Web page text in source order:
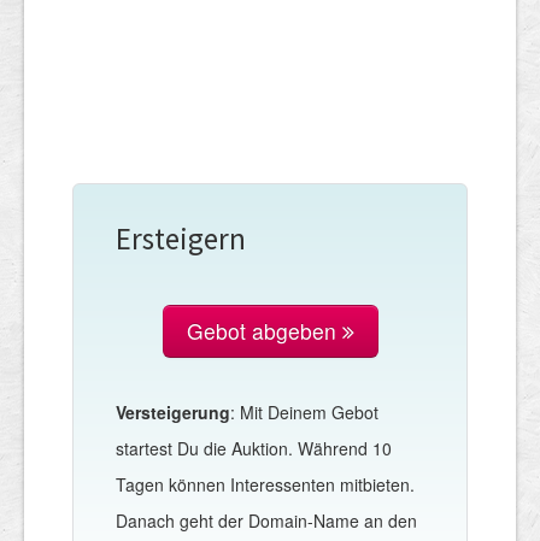
Ersteigern
Gebot abgeben
Versteigerung: Mit Deinem Gebot
startest Du die Auktion. Während 10
Tagen können Interessenten mitbieten.
Danach geht der Domain-Name an den